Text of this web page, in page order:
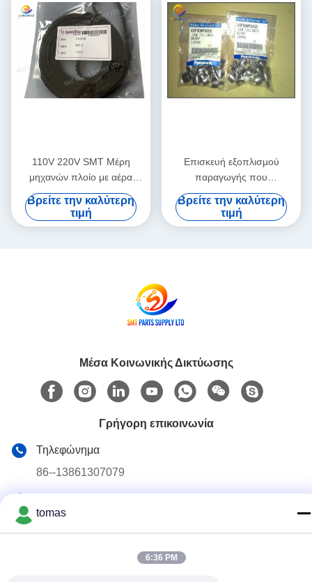
110V 220V SMT Μέρη
μηχανών πλοίο με αέρα
ολοκληρωμένη υπηρεσία
διδασκαλίας πεδίου που
υποστηρίζει προηγμένες
Βρείτε την καλύτερη
τιμή
Επισκευή εξοπλισμού
παραγωγής που
χρησιμοποιείται σε καλή
κατάσταση, σχεδιασμένο για
ακρίβεια και σταθερή
Βρείτε την καλύτερη
τιμή
Μέσα Κοινωνικής Δικτύωσης
Γρήγορη επικοινωνία
Τηλεφώνημα
86--13861307079
tomas@smtmachine-parts.com
D-526, Haye Science Park, 93# Weihe Road, Suzhou
tomas
6:36 PM